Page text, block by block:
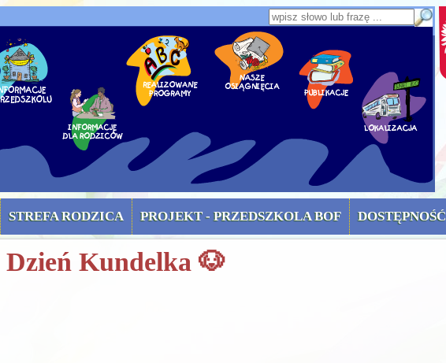
Wpisz słowo lub frazę
STREFA RODZICA PROJEKT - PRZEDSZKOLA BOF DOSTĘPNOŚĆ
Dzień Kundelka 🐶